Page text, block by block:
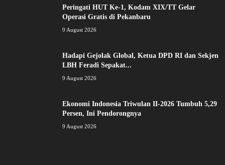
Peringati HUT Ke-1, Kodam XIX/TT Gelar
Operasi Gratis di Pekanbaru
9 August 2026
Hadapi Gejolak Global, Ketua DPD RI dan Sekjen
LBH Feradi Sepakat...
9 August 2026
Ekonomi Indonesia Triwulan II-2026 Tumbuh 5,29
Persen, Ini Pendorongnya
9 August 2026